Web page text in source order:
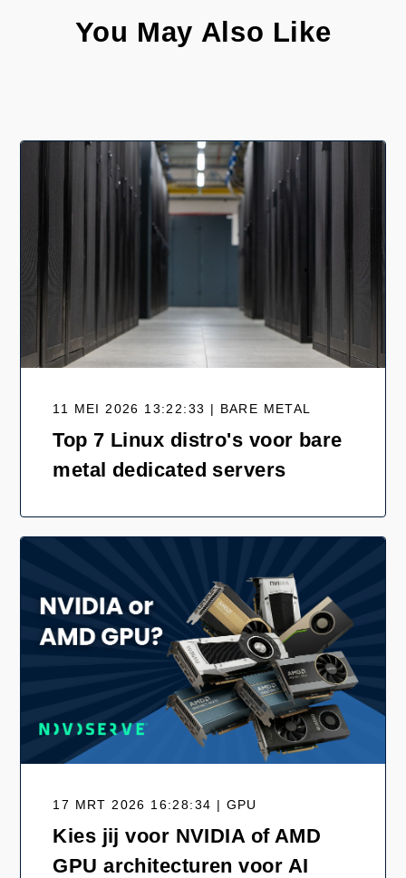
You May Also Like
11 MEI 2026 13:22:33 | BARE METAL
Top 7 Linux distro's voor bare
metal dedicated servers
17 MRT 2026 16:28:34 | GPU
Kies jij voor NVIDIA of AMD
GPU architecturen voor AI